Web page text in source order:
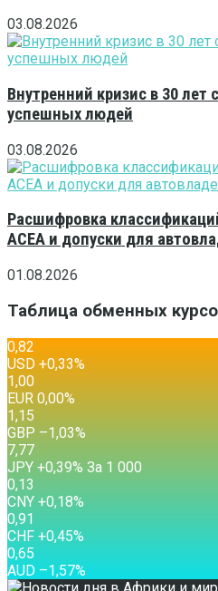
03.08.2026
Внутренний кризис в 30 лет
успешных людей
03.08.2026
Расшифровка
ACEA и допуски для
01.08.2026
Таблица обменных
0,82
USD +0,33%
1,00
EUR 0,00%
1,15
GBP –1,03%
7,77
JPY +0,39% За 1 000
0,13
CNY +0,18%
0,91
CHF +0,45%
0,65
AUD –1,57%